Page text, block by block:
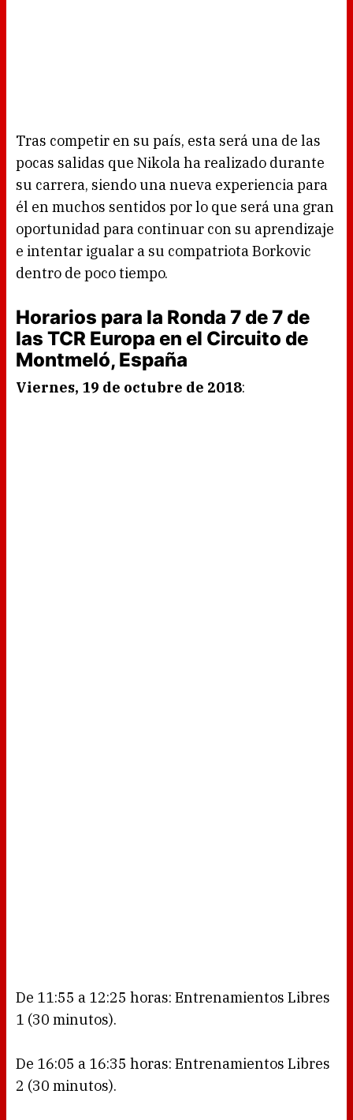
Tras competir en su país, esta será una de las
pocas salidas que Nikola ha realizado durante
su carrera, siendo una nueva experiencia para
él en muchos sentidos por lo que será una gran
oportunidad para continuar con su aprendizaje
e intentar igualar a su compatriota Borkovic
dentro de poco tiempo.
Horarios para la Ronda 7 de 7 de
las TCR Europa en el Circuito de
Montmeló, España
Viernes, 19 de octubre de 2018:
De 11:55 a 12:25 horas: Entrenamientos Libres
1 (30 minutos).
De 16:05 a 16:35 horas: Entrenamientos Libres
2 (30 minutos).